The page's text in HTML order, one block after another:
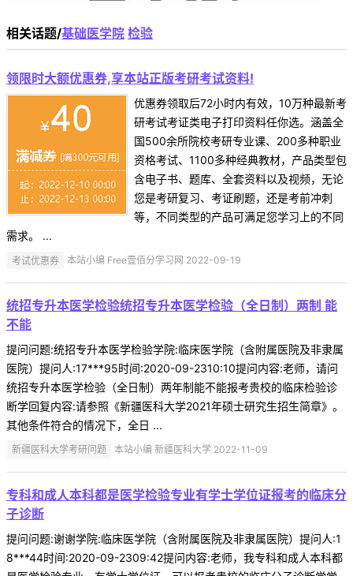
相关话题/基础医学院 检验
领限时大额优惠券,享本站正版考研考试资料!
优惠券领取后72小时内有效，10万种最新考
研考试考证类电子打印资料任你选。涵盖全
国500余所院校考研专业课、200多种职业
资格考试、1100多种经典教材，产品类型包
含电子书、题库、全套资料以及视频，无论
您是考研复习、考证刷题，还是考前冲刺
等，不同类型的产品可满足您学习上的不同
需求。 ...
考试优惠券 本站小编 Free壹佰分学习网 2022-09-19
统招专升本医学检验统招专升本医学检验（全日制）两制 能
不能
提问问题:统招专升本医学检验学院:临床医学院（含附属医院及非隶属
医院）提问人:17***95时间:2020-09-2310:10提问内容:老师，请问
统招专升本医学检验（全日制）两年制能不能报考贵校的临床检验诊
断学回复内容:请参照《新疆医科大学2021年硕士研究生招生简章》。
其他条件符合的情况下，全日 ...
新疆医科大学考研问题 本站小编 新疆医科大学 2022-11-09
专科和成人本科都是医学检验专业有学士学位证报考的临床分
子诊断
提问问题:谢谢学院:临床医学院（含附属医院及非隶属医院）提问人:1
8***44时间:2020-09-2309:42提问内容:老师，我专科和成人本科都